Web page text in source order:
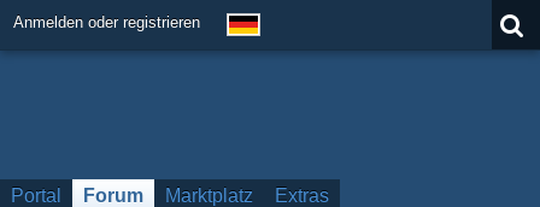
Anmelden oder registrieren
Portal Forum Marktplatz Extras